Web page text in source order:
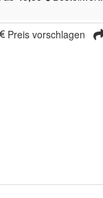
Preis vorschlagen